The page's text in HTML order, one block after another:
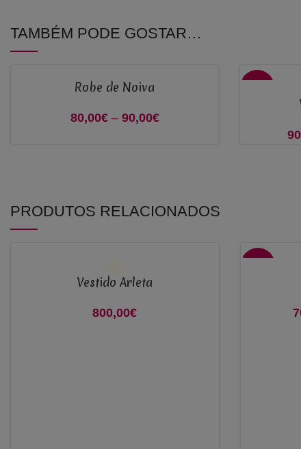
TAMBÉM PODE GOSTAR…
Robe de Noiva
80,00€ – 90,00€
PRODUTOS RELACIONADOS
Vestido Arleta
800,00€